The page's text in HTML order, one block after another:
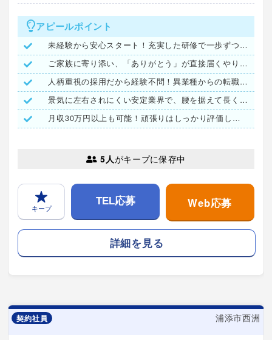
アピールポイント
未経験から安心スタート！充実した研修で一歩ずつ成長できます
ご家族に寄り添い、「ありがとう」が直接届くやりがいある仕事で
人柄重視の採用だから経験不問！異業種からの転職者も多数活躍中
景気に左右されにくい安定業界で、腰を据えて長く働ける環境です
月収30万円以上も可能！頑張りはしっかり評価して給与に反映し
5人がキープに保存中
キープ
TEL応募 Web応募
詳細を見る
契約社員 浦添市西洲